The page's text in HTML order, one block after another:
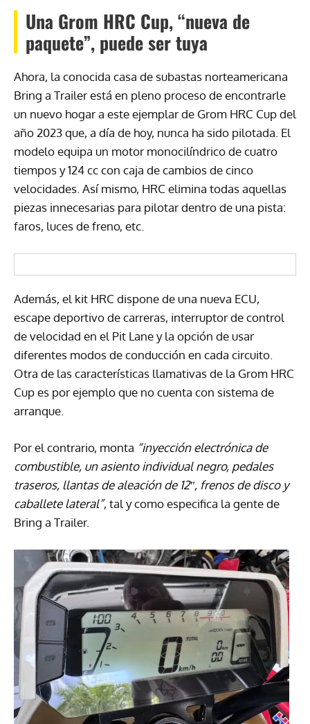
Una Grom HRC Cup, “nueva de
paquete”, puede ser tuya
Ahora, la conocida casa de subastas norteamericana
Bring a Trailer está en pleno proceso de encontrarle
un nuevo hogar a este ejemplar de Grom HRC Cup del
año 2023 que, a día de hoy, nunca ha sido pilotada. El
modelo equipa un motor monocilíndrico de cuatro
tiempos y 124 cc con caja de cambios de cinco
velocidades. Así mismo, HRC elimina todas aquellas
piezas innecesarias para pilotar dentro de una pista:
faros, luces de freno, etc.
Además, el kit HRC dispone de una nueva ECU,
escape deportivo de carreras, interruptor de control
de velocidad en el Pit Lane y la opción de usar
diferentes modos de conducción en cada circuito.
Otra de las características llamativas de la Grom HRC
Cup es por ejemplo que no cuenta con sistema de
arranque.
Por el contrario, monta “inyección electrónica de
combustible, un asiento individual negro, pedales
traseros, llantas de aleación de 12″, frenos de disco y
caballete lateral”, tal y como especifica la gente de
Bring a Trailer.